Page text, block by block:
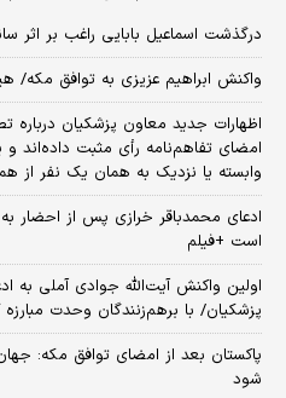
درگذشت اسماعیل بابایی راغب بر اثر
واکنش ابراهیم عزیزی به توافق مکه/
امضای تفاهم‌نامه رأی مثبت
وابسته یا نزدیک به همان یک نفر از
ادعای محمدباقر خرازی پس از احضار
است +فیلم
اولین واکنش آیت‌الله جوادی آملی به
پزشکیان/ با برهم‌زنندگان وحدت
پاکستان بعد از امضای توافق مکه:
شود